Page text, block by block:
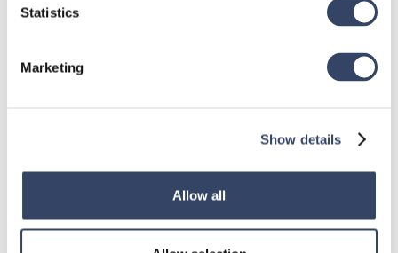
Statistics
Marketing
Show details
Allow all
hsbDesign für Revit®
hsbDach
hsbDesign für AutoCAD®